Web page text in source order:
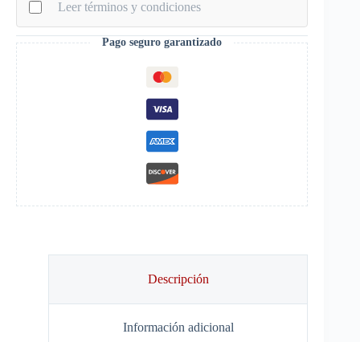
Leer términos y condiciones
Pago seguro garantizado
Descripción
Información adicional